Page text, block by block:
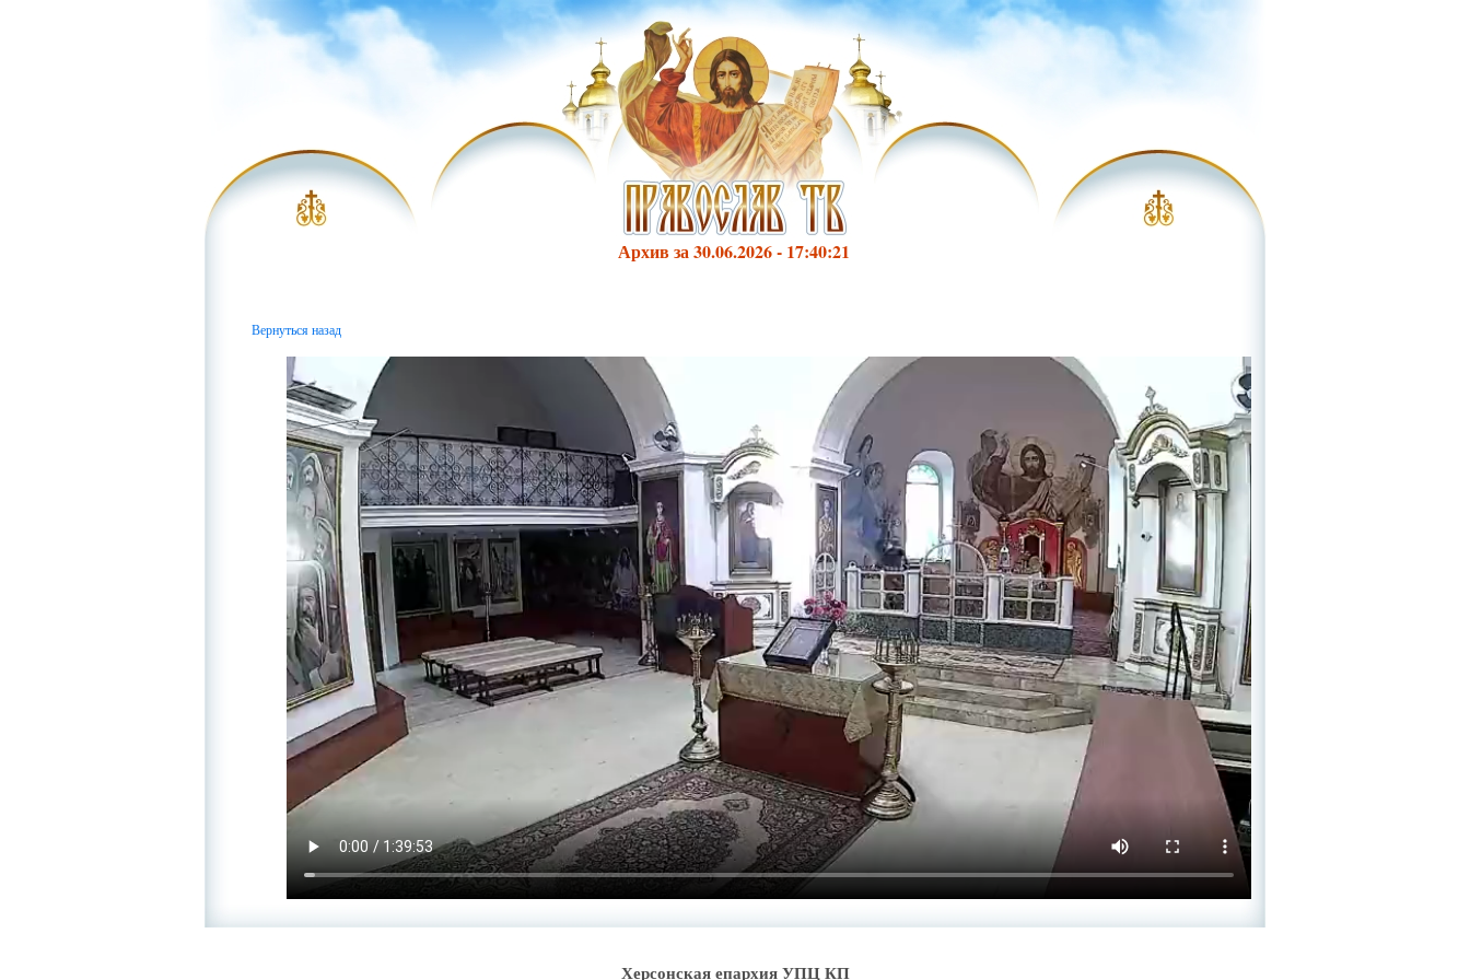
Архив за 30.06.2026 - 17:40:21
Вернуться назад
Херсонская епархия УПЦ КП